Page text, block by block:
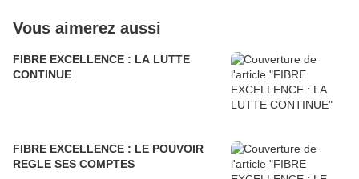
Vous aimerez aussi
FIBRE EXCELLENCE : LA LUTTE
CONTINUE
FIBRE EXCELLENCE : LE POUVOIR
REGLE SES COMPTES